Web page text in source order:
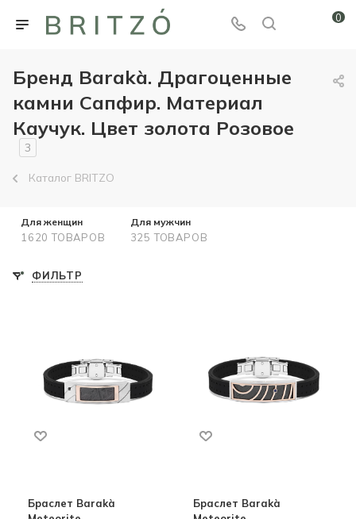
0
Бренд Barakà. Драгоценные
камни Сапфир. Материал
Каучук. Цвет золота Розовое
3
Каталог BRITZO
Для женщин
1620 ТОВАРОВ
Для мужчин
325 ТОВАРОВ
ФИЛЬТР
Браслет Barakà
Браслет Barakà